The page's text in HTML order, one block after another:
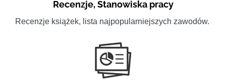
Recenzje,Stanowiska pracy
Recenzje książek, lista najpopularniejszych zawodów.